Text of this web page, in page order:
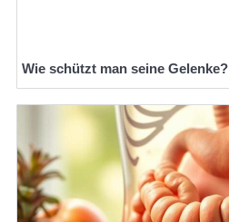
Wie schützt man seine Gelenke?